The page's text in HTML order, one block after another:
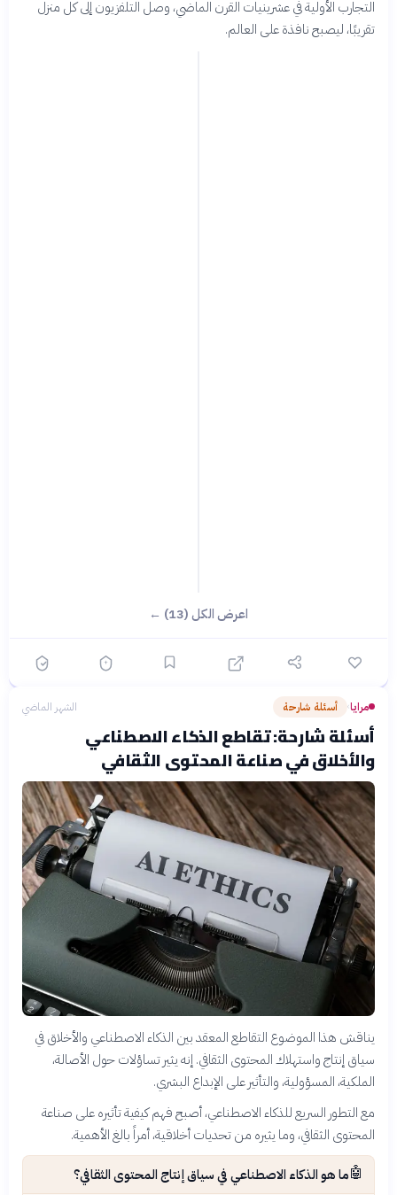
التجارب الأولية في عشرينيات القرن الماضي، وصل التلفزيون إلى كل منزل
تقريبًا، ليصبح نافذة على العالم.
اعرض الكل (13) ←
مرايا› أسئلة شارحة الشهر الماضي
أسئلة شارحة: تقاطع الذكاء الاصطناعي
والأخلاق في صناعة المحتوى الثقافي
يناقش هذا الموضوع التقاطع المعقد بين الذكاء الاصطناعي والأخلاق في
سياق إنتاج واستهلاك المحتوى الثقافي. إنه يثير تساؤلات حول الأصالة،
الملكية، المسؤولية، والتأثير على الإبداع البشري.
مع التطور السريع للذكاء الاصطناعي، أصبح فهم كيفية تأثيره على صناعة
المحتوى الثقافي، وما يثيره من تحديات أخلاقية، أمراً بالغ الأهمية.
🤖ما هو الذكاء الاصطناعي في سياق إنتاج المحتوى الثقافي؟